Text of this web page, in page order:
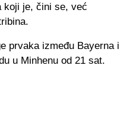
koji je, čini se, već
prvaka između Bayerna i
u Minhenu od 21 sat.